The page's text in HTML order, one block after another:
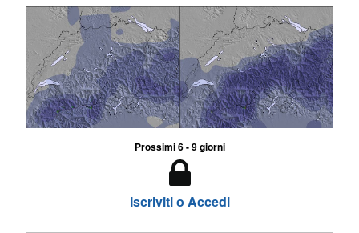
Prossimi 6 - 9 giorni
Iscriviti o Accedi